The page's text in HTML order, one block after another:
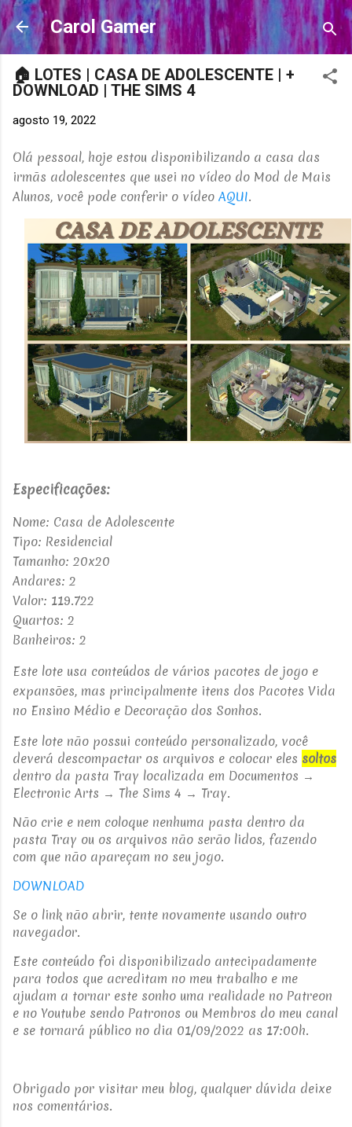
Pular para o conteúdo principal
Carol Gamer
🏠 LOTES | CASA DE ADOLESCENTE | +
DOWNLOAD | THE SIMS 4
agosto 19, 2022
Olá pessoal, hoje estou disponibilizando a casa das
irmãs adolescentes que usei no vídeo do Mod de Mais
Alunos, você pode conferir o vídeo AQUI.
Especificações:
Nome: Casa de Adolescente
Tipo: Residencial
Tamanho: 20x20
Andares: 2
Valor: 119.722
Quartos: 2
Banheiros: 2
Este lote usa conteúdos de vários pacotes de jogo e
expansões, mas principalmente itens dos Pacotes Vida
no Ensino Médio e Decoração dos Sonhos.
Este lote não possui conteúdo personalizado, você
deverá descompactar os arquivos e colocar eles soltos
dentro da pasta Tray localizada em Documentos →
Electronic Arts → The Sims 4 → Tray.
Não crie e nem coloque nenhuma pasta dentro da
pasta Tray ou os arquivos não serão lidos, fazendo
com que não apareçam no seu jogo.
DOWNLOAD
Se o link não abrir, tente novamente usando outro
navegador.
Este conteúdo foi disponibilizado antecipadamente
para todos que acreditam no meu trabalho e me
ajudam a tornar este sonho uma realidade no Patreon
e no Youtube sendo Patronos ou Membros do meu canal
e se tornará público no dia 01/09/2022 as 17:00h.
Obrigado por visitar meu blog, qualquer dúvida deixe
nos comentários.